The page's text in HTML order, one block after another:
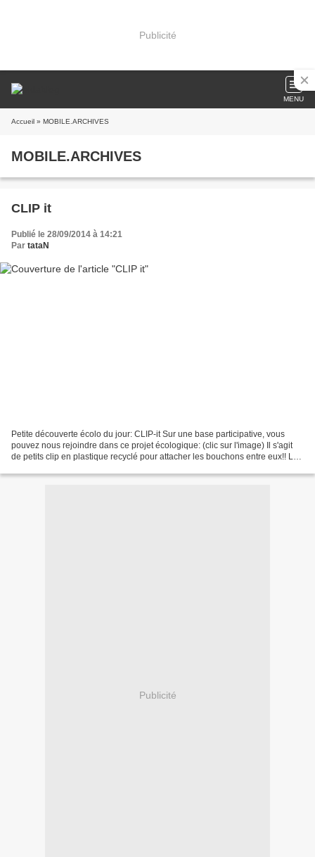
Publicité
MENU
Accueil » MOBILE.ARCHIVES
MOBILE.ARCHIVES
CLIP it
Publié le 28/09/2014 à 14:21
Par tataN
Petite découverte écolo du jour: CLIP-it Sur une base participative, vous
pouvez nous rejoindre dans ce projet écologique: (clic sur l'image) Il s'agit
de petits clip en plastique recyclé pour attacher les bouchons entre eux!! La
Publicité